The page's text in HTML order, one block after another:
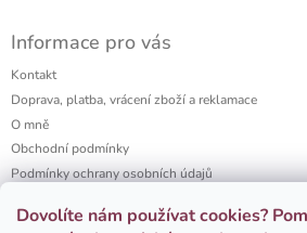
Dovolíte nám používat cookies?
Informace pro vás
Kontakt
Doprava, platba, vrácení zboží a reklamace
O mně
Obchodní podmínky
Podmínky ochrany osobních údajů
Firemní dárky